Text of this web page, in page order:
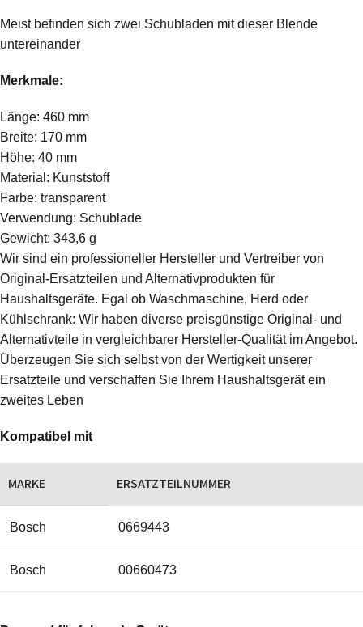
Meist befinden sich zwei Schubladen mit dieser Blende
untereinander
Merkmale:
Länge: 460 mm
Breite: 170 mm
Höhe: 40 mm
Material: Kunststoff
Farbe: transparent
Verwendung: Schublade
Gewicht: 343,6 g
Wir sind ein professioneller Hersteller und Vertreiber von
Original-Ersatzteilen und Alternativprodukten für
Haushaltsgeräte. Egal ob Waschmaschine, Herd oder
Kühlschrank: Wir haben diverse preisgünstige Original- und
Alternativteile in vergleichbarer Hersteller-Qualität im Angebot.
Überzeugen Sie sich selbst von der Wertigkeit unserer
Ersatzteile und verschaffen Sie Ihrem Haushaltsgerät ein
zweites Leben
Kompatibel mit
MARKE ERSATZTEILNUMMER
Bosch 0669443
Bosch 00660473